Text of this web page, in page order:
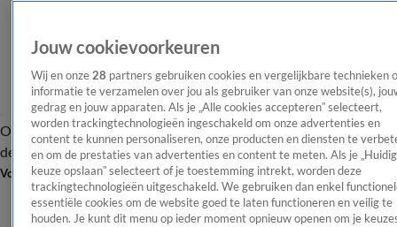
OverzichtAfleveringen Entertainment TV Algemeen
Tip
de redactieNieuwsbrief
Volg Shownieuws
Jouw cookievoorkeuren
Wij en onze 28 partners gebruiken cookies en vergelijkbare technieken
informatie te verzamelen over jou als gebruiker van onze website(s),
gedrag en jouw apparaten. Als je „Alle cookies accepteren” selecteert,
worden trackingtechnologieën ingeschakeld om onze advertenties en
content te kunnen personaliseren, onze producten en diensten te
en om de prestaties van advertenties en content te meten. Als je
keuze opslaan” selecteert of je toestemming intrekt, worden deze
trackingtechnologieën uitgeschakeld. We gebruiken dan enkel
essentiële cookies om de website goed te laten functioneren en veilig te
houden. Je kunt dit menu op ieder moment opnieuw openen om je